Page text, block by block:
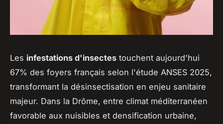
Les infestations d'insectes touchent aujourd'hui
67% des foyers français selon l'étude ANSES 2025,
transformant la désinsectisation en enjeu sanitaire
majeur. Dans la Drôme, entre climat méditerranéen
favorable aux nuisibles et densification urbaine,